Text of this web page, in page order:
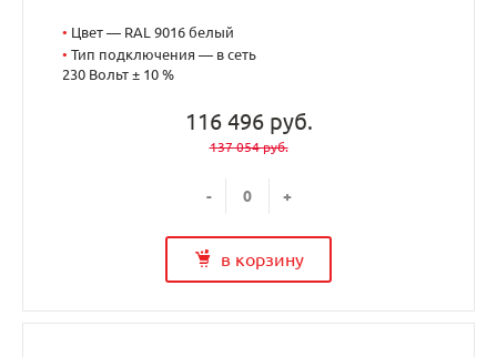
• Цвет — RAL 9016 белый
• Тип подключения — в сеть
230 Вольт ± 10 %
116 496 руб.
137 054 руб.
- +
в корзину